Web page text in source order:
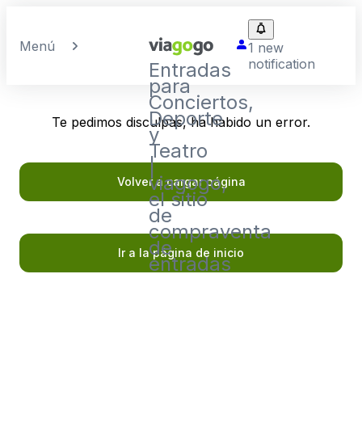
Menú
Entradas
para
Conciertos,
Deporte
y
Teatro
|
viagogo,
el sitio
de
compraventa
de
entradas
1 new
notification
Te pedimos disculpas, ha habido un error.
Volver a cargar página
Ir a la página de inicio